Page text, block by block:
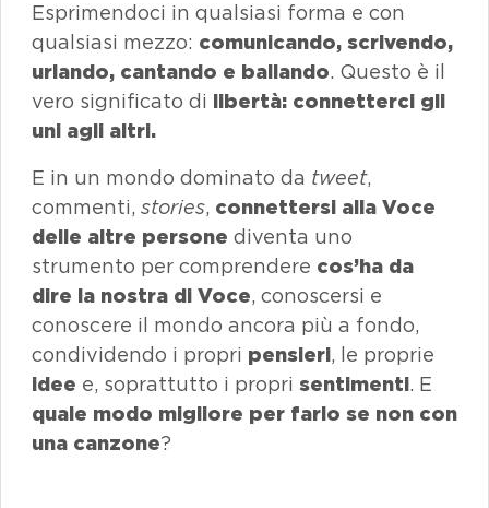
Esprimendoci in qualsiasi forma e con
qualsiasi mezzo: comunicando, scrivendo,
urlando, cantando e ballando. Questo è il
vero significato di libertà: connetterci gli
uni agli altri.
E in un mondo dominato da tweet,
commenti, stories, connettersi alla Voce
delle altre persone diventa uno
strumento per comprendere cos’ha da
dire la nostra di Voce, conoscersi e
conoscere il mondo ancora più a fondo,
condividendo i propri pensieri, le proprie
idee e, soprattutto i propri sentimenti. E
quale modo migliore per farlo se non con
una canzone?